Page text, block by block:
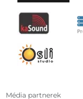
Média partnerek